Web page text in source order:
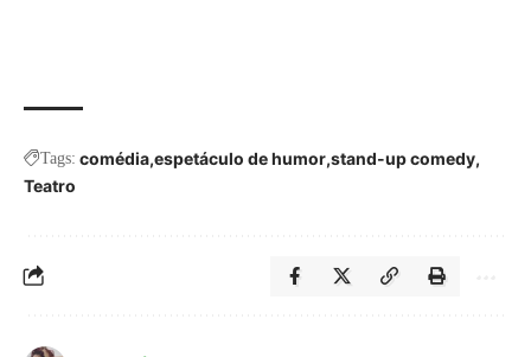
Tags: comédia espetáculo de humor stand-up comedy
Teatro